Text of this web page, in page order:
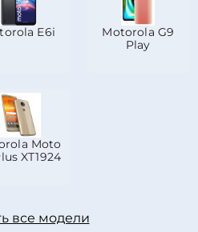
E6i
Motorola G9
Play
Moto
XT1924
все модели